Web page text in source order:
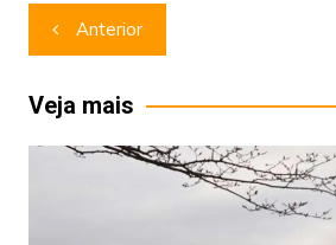
Navegação
de
Post
Anterior
Veja mais